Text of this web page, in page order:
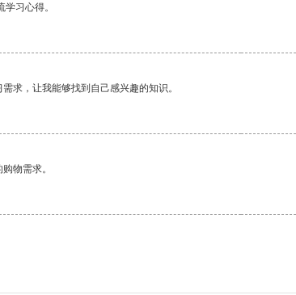
习心得。
求，让我能够找到自己感兴趣的知识。
物需求。